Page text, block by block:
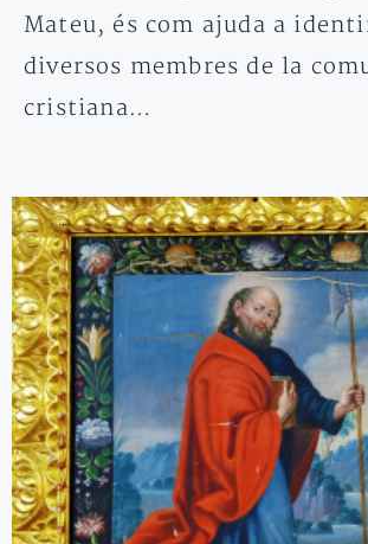
Mateu, és com ajuda a
diversos membres de la
cristiana…